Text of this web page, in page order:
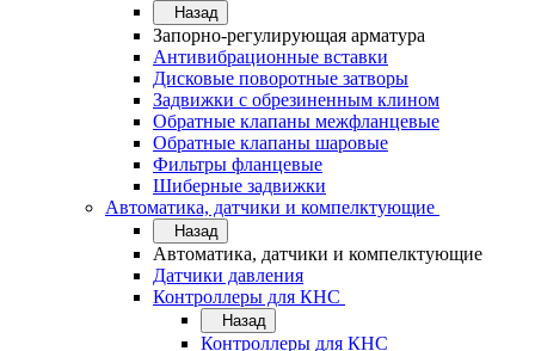
Назад
Запорно-регулирующая арматура
Антивибрационные вставки
Дисковые поворотные затворы
Задвижки с обрезиненным клином
Обратные клапаны межфланцевые
Обратные клапаны шаровые
Фильтры фланцевые
Шиберные задвижки
Автоматика, датчики и компелктующие
Назад
Автоматика, датчики и компелктующие
Датчики давления
Контроллеры для КНС
Назад
Контроллеры для КНС